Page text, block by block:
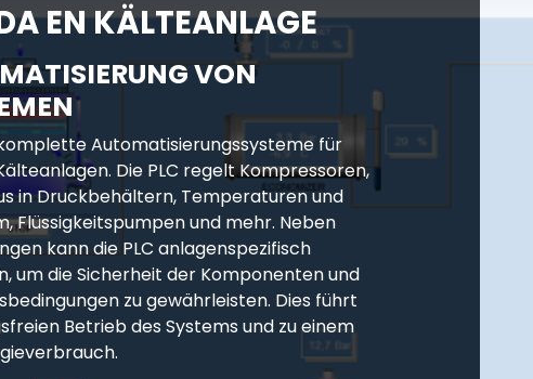
EN KÄLTEANLAGE
VON
Automatisierungssysteme für
Die PLC regelt Kompressoren,
in Druckbehältern, Temperaturen und
Flüssigkeitspumpen und mehr. Neben
kann die PLC anlagenspezifisch
um die Sicherheit der Komponenten und
zu gewährleisten. Dies führt
Betrieb des Systems und zu einem